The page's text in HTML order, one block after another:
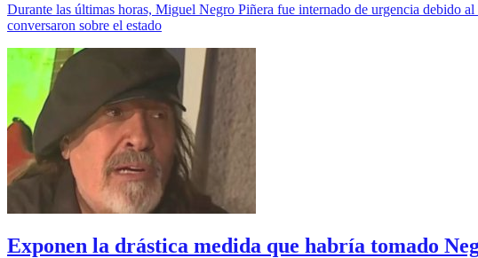
Durante las últimas horas, Miguel Negro Piñera fue internado de urgencia debido
conversaron sobre el estado
Exponen la drástica medida que habría tomado